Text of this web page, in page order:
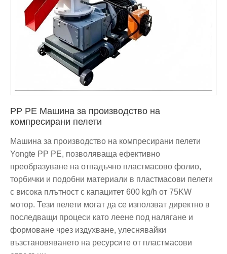
PP PE Машина за производство на
компресирани пелети
Машина за производство на компресирани пелети
Yongte PP PE, позволяваща ефективно
преобразуване на отпадъчно пластмасово фолио,
торбички и подобни материали в пластмасови пелети
с висока плътност с капацитет 600 kg/h от 75KW
мотор. Тези пелети могат да се използват директно в
последващи процеси като леене под налягане и
формоване чрез издухване, улеснявайки
възстановяването на ресурсите от пластмасови